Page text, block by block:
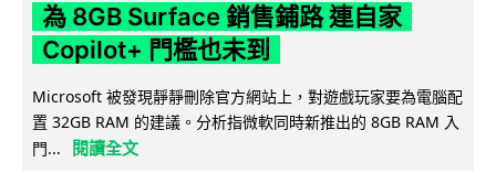
為 8GB Surface 銷售鋪路 連自家
Copilot+ 門檻也未到
Microsoft 被發現靜靜刪除官方網站上，對遊戲玩家要為電腦配
置 32GB RAM 的建議。分析指微軟同時新推出的 8GB RAM 入
門...
閱讀全文